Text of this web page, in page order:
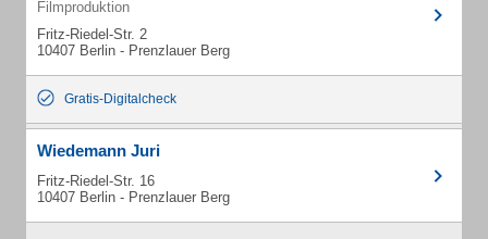
Filmproduktion
Fritz-Riedel-Str. 2
10407 Berlin - Prenzlauer Berg
Gratis-Digitalcheck
Wiedemann Juri
Fritz-Riedel-Str. 16
10407 Berlin - Prenzlauer Berg